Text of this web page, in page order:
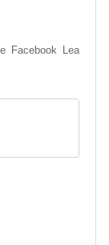
Facebook Lea